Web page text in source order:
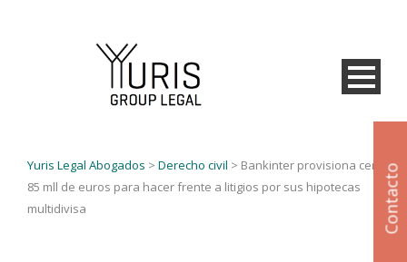
Yuris Legal Abogados > Derecho civil > Bankinter provisiona cerca de
85 mll de euros para hacer frente a litigios por sus hipotecas
multidivisa
Contacto